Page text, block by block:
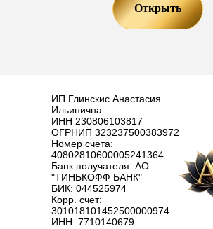
Открыть
ИП Глинскис Анастасия
Ильинична
ИНН 230806103817
ОГРНИП 323237500383972
Номер счета:
40802810600005241364
Банк получателя: АО
"ТИНЬКОФФ БАНК"
БИК: 044525974
Корр. счет:
301018101452500000974
ИНН: 7710140679